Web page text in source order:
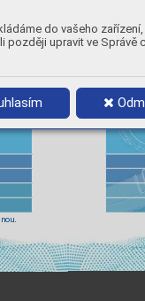
do vašeho
později upravit ve Správě